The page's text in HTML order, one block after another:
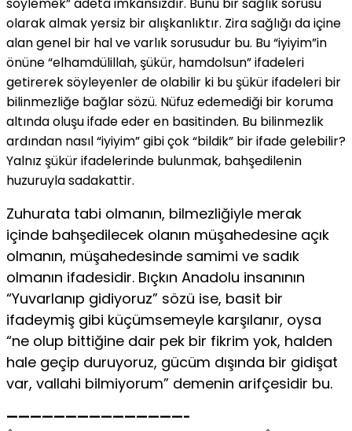
olarak almak yersiz bir alışkanlıktır. Zira sağlığı da içine
alan genel bir hal ve varlık sorusudur bu. Bu “iyiyim”in
önüne “elhamdülillah, şükür, hamdolsun” ifadeleri
getirerek söyleyenler de olabilir ki bu şükür ifadeleri bir
bilinmezliğe bağlar sözü. Nüfuz edemediği bir koruma
altında oluşu ifade eder en basitinden. Bu bilinmezlik
ardından nasıl “iyiyim” gibi çok “bildik” bir ifade gelebilir?
Yalnız şükür ifadelerinde bulunmak, bahşedilenin
huzuruyla sadakattir.
Zuhurata tabi olmanın, bilmezliğiyle merak
içinde bahşedilecek olanın müşahedesine açık
olmanın, müşahedesinde samimi ve sadık
olmanın ifadesidir. Bıçkın Anadolu insanının
“Yuvarlanıp gidiyoruz” sözü ise, basit bir
ifadeymiş gibi küçümsemeyle karşılanır, oysa
“ne olup bittiğine dair pek bir fikrim yok, halden
hale geçip duruyoruz, gücüm dışında bir gidişat
var, vallahi bilmiyorum” demenin arifçesidir bu.
———————————————-